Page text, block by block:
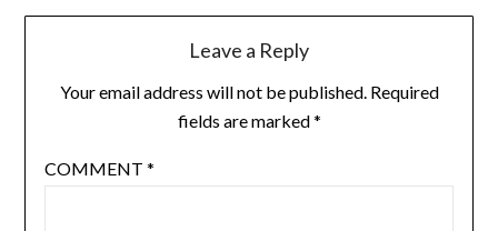
Leave a Reply
Your email address will not be published. Required
fields are marked*
COMMENT *